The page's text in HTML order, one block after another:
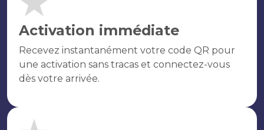
Activation immédiate
Recevez instantanément votre code QR pour
une activation sans tracas et connectez-vous
dès votre arrivée.